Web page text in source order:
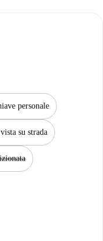
personale
su strada